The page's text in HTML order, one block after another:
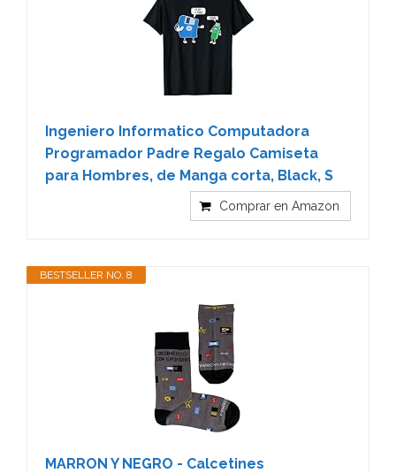
Ingeniero Informatico Computadora
Programador Padre Regalo Camiseta
para Hombres, de Manga corta, Black, S
Comprar en Amazon
BESTSELLER NO. 8
MARRON Y NEGRO - Calcetines